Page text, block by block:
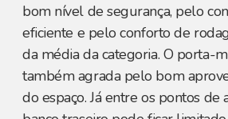
bom nível de segurança, pelo
eficiente e pelo conforto de
da média da categoria. O porta-
também agrada pelo bom
do espaço. Já entre os pontos de